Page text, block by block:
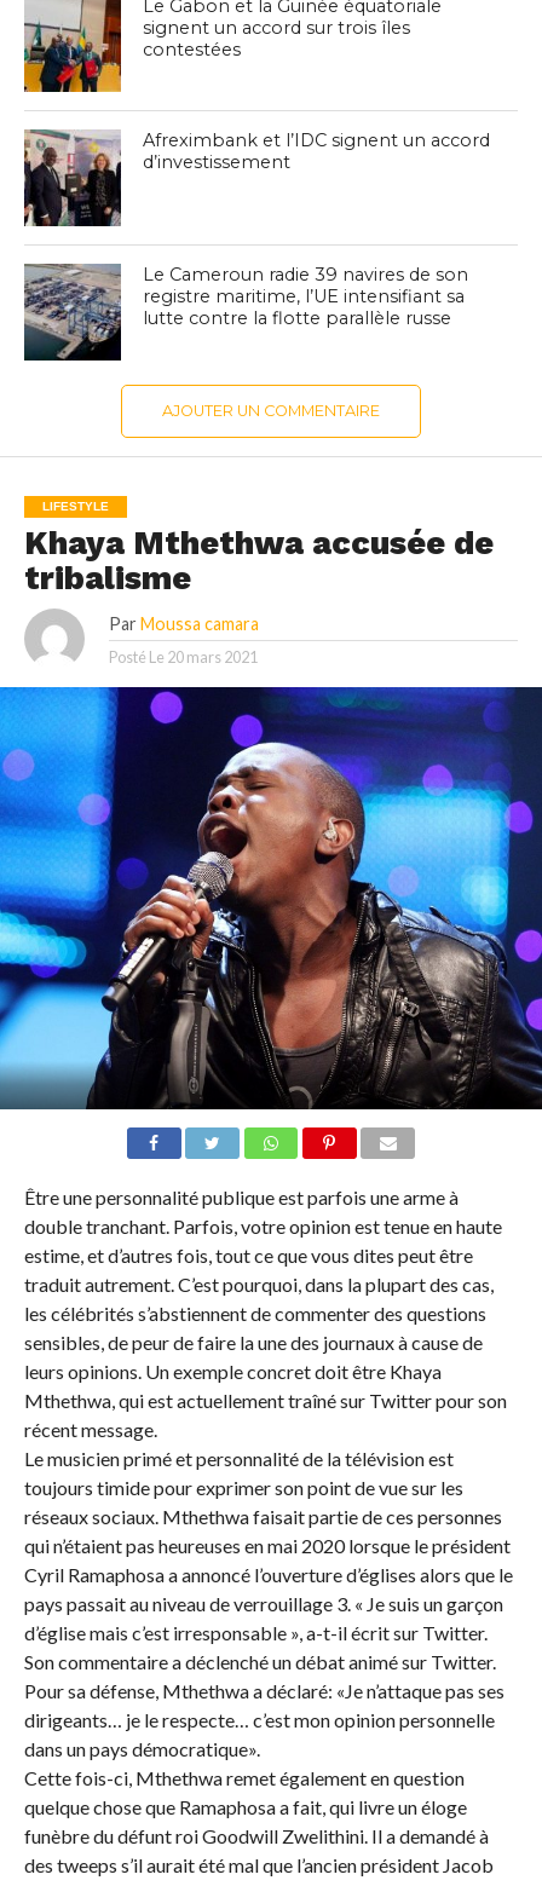
Le Gabon et la Guinée équatoriale
signent un accord sur trois îles
contestées
Afreximbank et l’IDC signent un accord
d’investissement
Le Cameroun radie 39 navires de son
registre maritime, l’UE intensifiant sa
lutte contre la flotte parallèle russe
AJOUTER UN COMMENTAIRE
LIFESTYLE
Khaya Mthethwa accusée de
tribalisme
Par Moussa camara
Posté Le 20 mars 2021
Être une personnalité publique est parfois une arme à
double tranchant. Parfois, votre opinion est tenue en haute
estime, et d’autres fois, tout ce que vous dites peut être
traduit autrement. C’est pourquoi, dans la plupart des cas,
les célébrités s’abstiennent de commenter des questions
sensibles, de peur de faire la une des journaux à cause de
leurs opinions. Un exemple concret doit être Khaya
Mthethwa, qui est actuellement traîné sur Twitter pour son
récent message.
Le musicien primé et personnalité de la télévision est
toujours timide pour exprimer son point de vue sur les
réseaux sociaux. Mthethwa faisait partie de ces personnes
qui n’étaient pas heureuses en mai 2020 lorsque le président
Cyril Ramaphosa a annoncé l’ouverture d’églises alors que le
pays passait au niveau de verrouillage 3. « Je suis un garçon
d’église mais c’est irresponsable », a-t-il écrit sur Twitter.
Son commentaire a déclenché un débat animé sur Twitter.
Pour sa défense, Mthethwa a déclaré: «Je n’attaque pas ses
dirigeants… je le respecte… c’est mon opinion personnelle
dans un pays démocratique».
Cette fois-ci, Mthethwa remet également en question
quelque chose que Ramaphosa a fait, qui livre un éloge
funèbre du défunt roi Goodwill Zwelithini. Il a demandé à
des tweeps s’il aurait été mal que l’ancien président Jacob